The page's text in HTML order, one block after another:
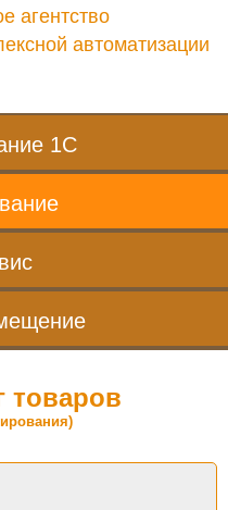
агентство
автоматизации
1С
товаров